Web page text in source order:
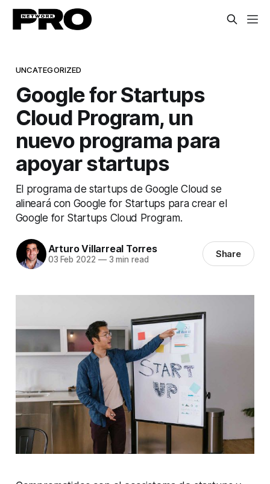
UNCATEGORIZED
Google for Startups
Cloud Program, un
nuevo programa para
apoyar startups
El programa de startups de Google Cloud se
alineará con Google for Startups para crear el
Google for Startups Cloud Program.
Arturo Villarreal Torres
03 Feb 2022 —3 min read Share